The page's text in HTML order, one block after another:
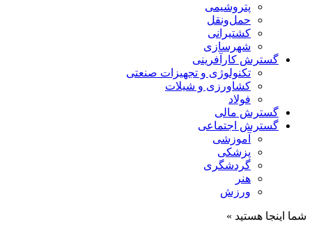
پتروشیمی
حمل‌و‌نقل
کشتیرانی
شهرسازی
گسترش کارآفرینی
تکنولوژی و تجهیزات صنعتی
کشاورزی و شیلات
فولاد
گسترش مالی
گسترش اجتماعی
آموزشی
پزشکی
گردشگری
هنر
ورزش
شما اینجا هستید »